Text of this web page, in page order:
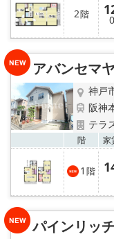
2階
アバンセマ
神戸
阪神
テラ
階 家
1 階
パインリッ